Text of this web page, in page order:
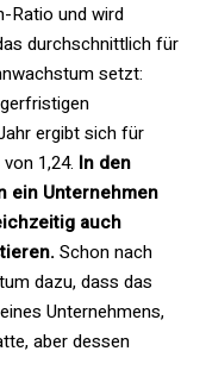
Ratio und wird
durchschnittlich für
setzt:
ergibt sich für
1,24. In den
ein Unternehmen
auch
Schon nach
dazu, dass das
Unternehmens,
aber dessen